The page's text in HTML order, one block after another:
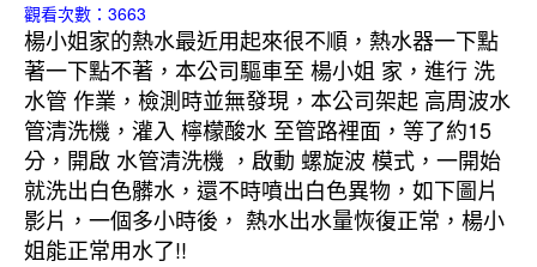
觀看次數：3663
楊小姐家的熱水最近用起來很不順，熱水器一下點
著一下點不著，本公司驅車至 楊小姐 家，進行 洗
水管 作業，檢測時並無發現，本公司架起 高周波水
管清洗機，灌入 檸檬酸水 至管路裡面，等了約15
分，開啟 水管清洗機 ，啟動 螺旋波 模式，一開始
就洗出白色髒水，還不時噴出白色異物，如下圖片
影片，一個多小時後， 熱水出水量恢復正常，楊小
姐能正常用水了!!